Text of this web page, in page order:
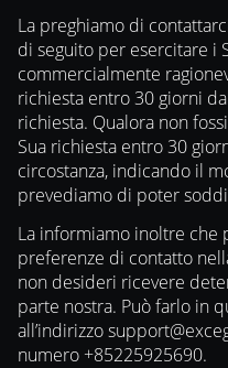
La preghiamo di
di seguito per esercitare i
commercialmente
richiesta entro 30 giorni
richiesta. Qualora non
Sua richiesta entro 30
circostanza, indicando il
prevediamo di poter
La informiamo inoltre che
preferenze di contatto
non desideri ricevere
parte nostra. Può farlo in
all’indirizzo
numero +85225925690.